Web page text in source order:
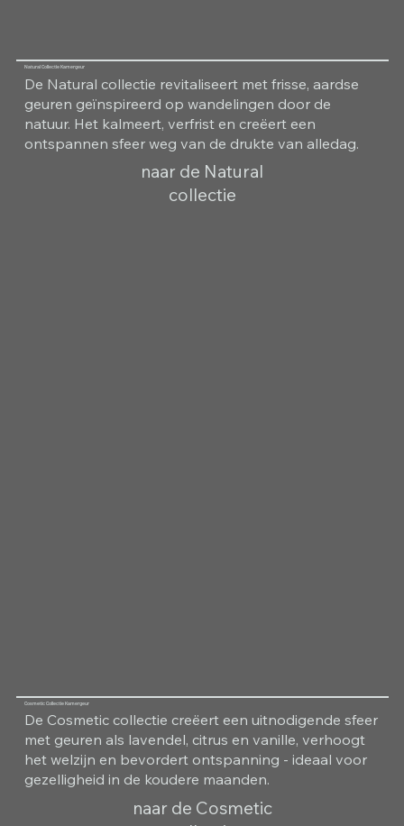
Natural Collectie Kamergeur
De Natural collectie revitaliseert met frisse, aardse
geuren geïnspireerd op wandelingen door de
natuur. Het kalmeert, verfrist en creëert een
ontspannen sfeer weg van de drukte van alledag.
naar de Natural
collectie
Cosmetic Collectie Kamergeur
De Cosmetic collectie creëert een uitnodigende sfeer
met geuren als lavendel, citrus en vanille, verhoogt
het welzijn en bevordert ontspanning - ideaal voor
gezelligheid in de koudere maanden.
naar de Cosmetic